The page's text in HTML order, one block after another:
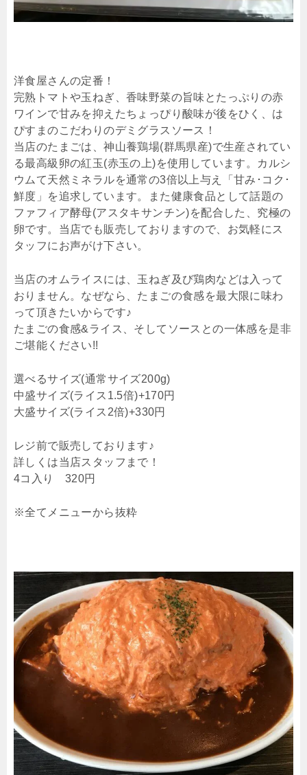
洋食屋さんの定番！
完熟トマトや玉ねぎ、香味野菜の旨味とたっぷりの赤
ワインで甘みを抑えたちょっぴり酸味が後をひく、は
ぴすまのこだわりのデミグラスソース！
当店のたまごは、神山養鶏場(群馬県産)で生産されてい
る最高級卵の紅玉(赤玉の上)を使用しています。カルシ
ウムて天然ミネラルを通常の3倍以上与え「甘み･コク･
鮮度」を追求しています。また健康食品として話題の
ファフィア酵母(アスタキサンチン)を配合した、究極の
卵です。当店でも販売しておりますので、お気軽にス
タッフにお声がけ下さい。
当店のオムライスには、玉ねぎ及び鶏肉などは入って
おりません。なぜなら、たまごの食感を最大限に味わ
って頂きたいからです♪
たまごの食感&ライス、そしてソースとの一体感を是非
ご堪能ください!!
選べるサイズ(通常サイズ200g)
中盛サイズ(ライス1.5倍)+170円
大盛サイズ(ライス2倍)+330円
レジ前で販売しております♪
詳しくは当店スタッフまで！
4コ入り 320円
※全てメニューから抜粋